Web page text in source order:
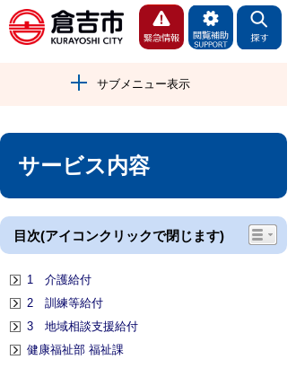
サブメニュー表示
サービス内容
目次(アイコンクリックで閉じます)
1 介護給付
2 訓練等給付
3 地域相談支援給付
健康福祉部 福祉課